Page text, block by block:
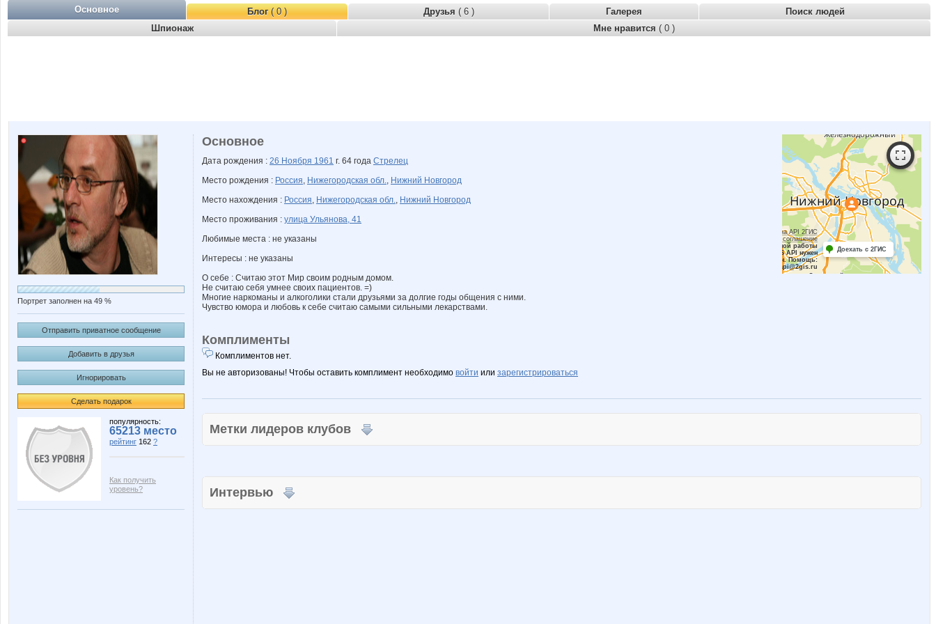
Основное Блог( 0 ) Друзья ( 6 ) Галерея
Поиск людей
Шпионаж
Мне нравится ( 0 )
Портрет заполнен на 49 %
Отправить приватное сообщение
Добавить в друзья
Игнорировать
Сделать подарок
популярность:
65213 место
рейтинг 162 ?
Как получить
уровень?
Работает на API 2ГИС
Лицензионное соглашение
Для корректной работы
Raster JS API нужен
ключ. Помощь:
api@2gis.ru
Доехать с 2ГИС
Основное
Дата рождения : 26 Ноября 1961 г. 64 года Стрелец
Место рождения : Россия, Нижегородская обл., Нижний Новгород
Место нахождения : Россия, Нижегородская обл., Нижний Новгород
Место проживания : улица Ульянова, 41
Любимые места : не указаны
Интересы : не указаны
О себе : Считаю этот Мир своим родным домом.
Не считаю себя умнее своих пациентов. =)
Многие наркоманы и алкоголики стали друзьями за долгие годы общения с ними.
Чувство юмора и любовь к себе считаю самыми сильными лекарствами.
Комплименты
Комплиментов нет.
Вы не авторизованы! Чтобы оставить комплимент необходимо войти или зарегистрироваться
Метки лидеров клубов
Интервью